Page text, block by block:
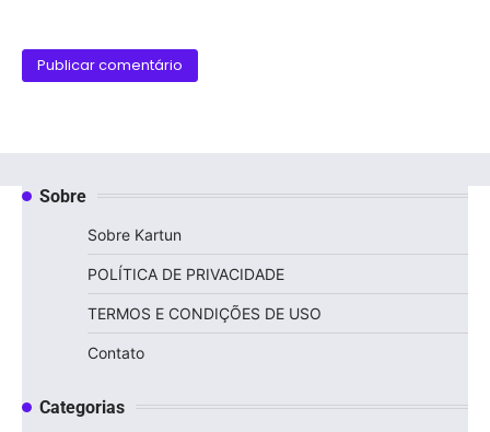
Sobre
Sobre Kartun
POLÍTICA DE PRIVACIDADE
TERMOS E CONDIÇÕES DE USO
Contato
Categorias